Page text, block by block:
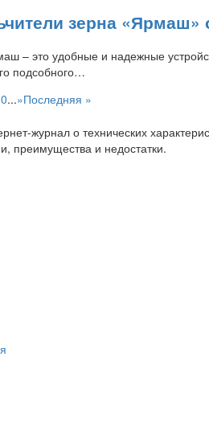
зерна «Ярмаш»
– это удобные и надежные
подсобного…
...»Последняя »
журнал о технических
преимущества и недостатки.